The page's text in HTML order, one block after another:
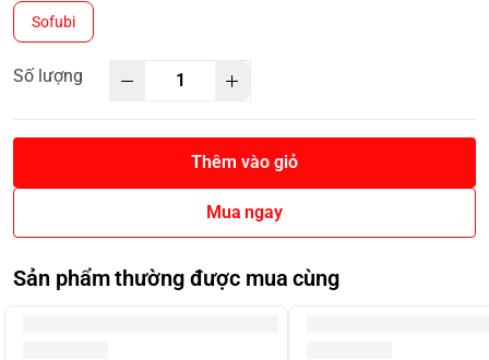
Sofubi
Số lượng
Thêm vào giỏ
Mua ngay
Sản phẩm thường được mua cùng